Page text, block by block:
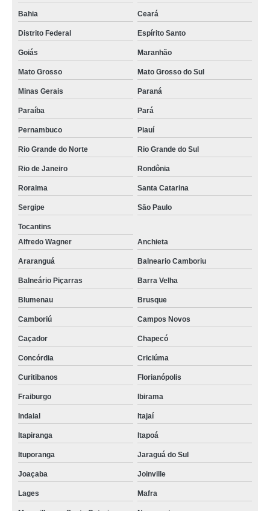
Bahia Ceará
Distrito Federal Espírito Santo
Goiás Maranhão
Mato Grosso Mato Grosso do Sul
Minas Gerais Paraná
Paraíba Pará
Pernambuco Piauí
Rio Grande do Norte Rio Grande do Sul
Rio de Janeiro Rondônia
Roraima Santa Catarina
Sergipe São Paulo
Tocantins
Alfredo Wagner
Anchieta
Araranguá Balneario Camboriu
Balneário Piçarras Barra Velha
Blumenau Brusque
Camboriú Campos Novos
Caçador Chapecó
Concórdia Criciúma
Curitibanos Florianópolis
Fraiburgo Ibirama
Indaial Itajaí
Itapiranga Itapoá
Ituporanga Jaraguá do Sul
Joaçaba Joinville
Lages Mafra